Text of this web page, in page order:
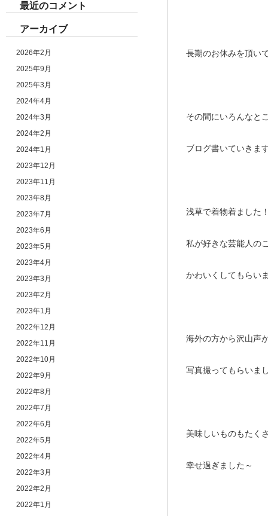
最近のコメント
アーカイブ
2026年2月
2025年9月
2025年3月
2024年4月
2024年3月
2024年2月
2024年1月
2023年12月
2023年11月
2023年8月
2023年7月
2023年6月
2023年5月
2023年4月
2023年3月
2023年2月
2023年1月
2022年12月
2022年11月
2022年10月
2022年9月
2022年8月
2022年7月
2022年6月
2022年5月
2022年4月
2022年3月
2022年2月
2022年1月
長期のお休みを頂い
その間にいろんなと
ブログ書いていきま
浅草で着物着ました
私が好きな芸能人の
かわいくしてもらい
海外の方から沢山声
写真撮ってもらいま
美味しいものもたく
幸せ過ぎました～